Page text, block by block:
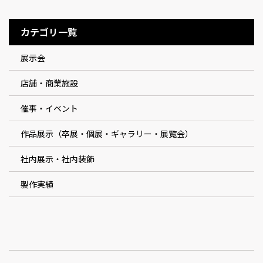
カテゴリ一覧
展示会
店舗・商業施設
催事・イベント
作品展示（卒展・個展・ギャラリー・展覧会）
社内展示・社内装飾
製作実績